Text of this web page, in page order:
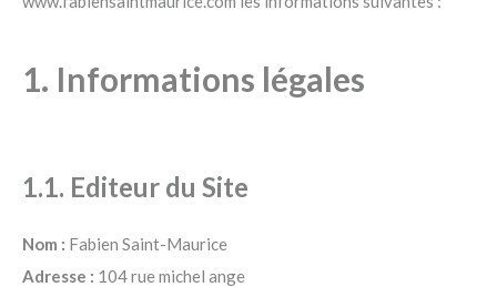
1. Informations légales
1.1. Editeur du Site
Nom : Fabien Saint-Maurice
Adresse : 104 rue michel ange